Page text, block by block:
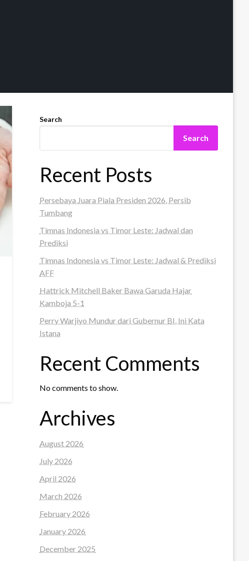
Search
Search
Recent Posts
Persebaya Juara Piala Presiden 2026, Persib
Tumbang
Timnas Indonesia vs Timor Leste: Jadwal dan
Prediksi
Timnas Indonesia vs Timor Leste: Jadwal & Prediksi
AFF
Hattrick Mitchell Baker Bawa Garuda Hajar
Kamboja 5-1
Perry Warjiyo Mundur dari Gubernur BI, Ini Kata
Istana
Recent Comments
No comments to show.
Archives
August 2026
July 2026
April 2026
March 2026
February 2026
January 2026
December 2025